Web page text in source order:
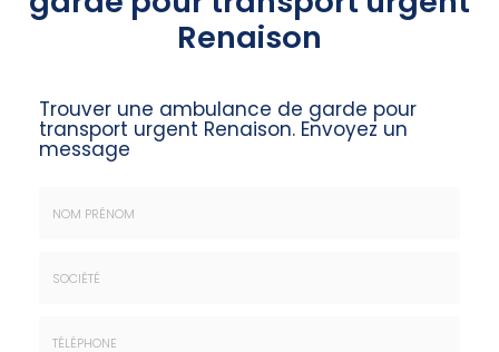
Renaison
Trouver une ambulance de garde pour
transport urgent Renaison. Envoyez un
message